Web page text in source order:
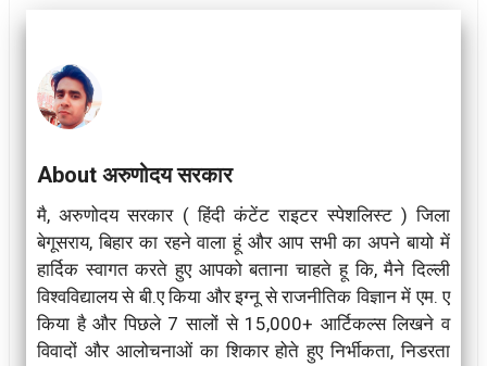
About अरुणोदय सरकार
मै, अरुणोदय सरकार ( हिंदी कंटेंट राइटर स्पेशलिस्ट ) जिला
बेगूसराय, बिहार का रहने वाला हूं और आप सभी का अपने बायो में
हार्दिक स्वागत करते हुए आपको बताना चाहते हू कि, मैने दिल्ली
विश्वविद्यालय से बी.ए किया और इग्नू से राजनीतिक विज्ञान में एम. ए
किया है और पिछले 7 सालों से 15,000+ आर्टिकल्स लिखने व
विवादों और आलोचनाओं का शिकार होते हुए निर्भीकता, निडरता